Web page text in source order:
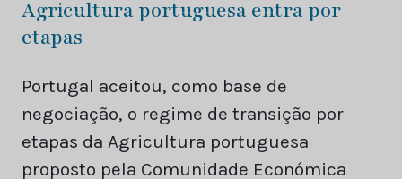
Agricultura portuguesa entra por
etapas
Portugal aceitou, como base de
negociação, o regime de transição por
etapas da Agricultura portuguesa
proposto pela Comunidade Económica